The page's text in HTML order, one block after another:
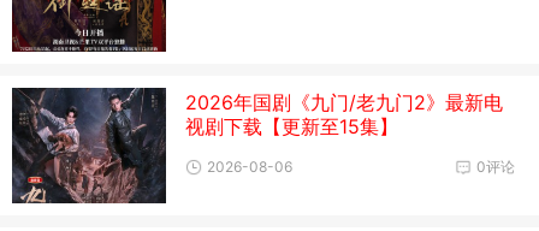
2026年国剧《九门/老九门2》最新电
视剧下载【更新至15集】
0评论
2026-08-06